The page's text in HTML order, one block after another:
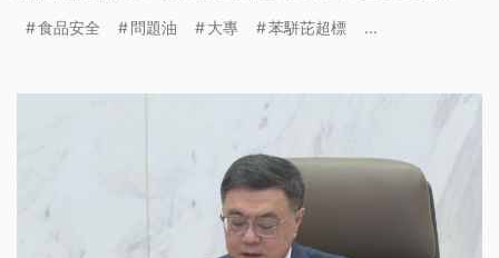
相關油品，且均已全數停止使用，並預防性下架。也
機制，也研議學生健康追蹤與後續協助措施。
食品安全 問題油 大專 苯駢芘超標 ...